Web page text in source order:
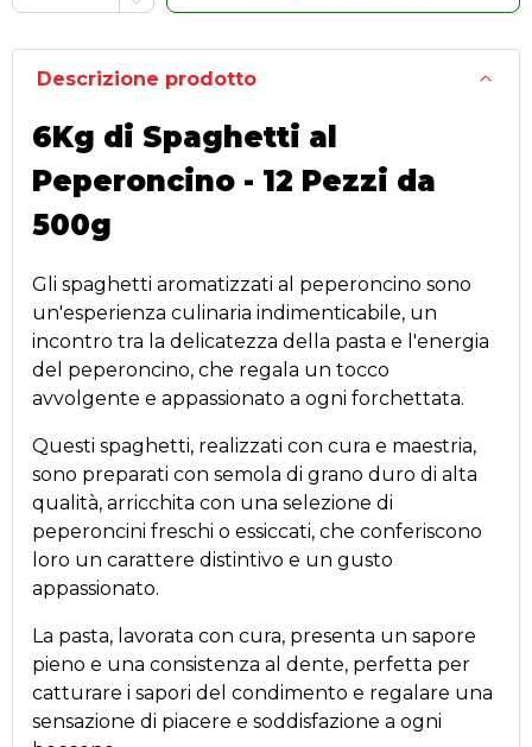
Descrizione prodotto
6Kg di Spaghetti al
Peperoncino - 12 Pezzi da
500g
Gli spaghetti aromatizzati al peperoncino sono
un'esperienza culinaria indimenticabile, un
incontro tra la delicatezza della pasta e l'energia
del peperoncino, che regala un tocco
avvolgente e appassionato a ogni forchettata.
Questi spaghetti, realizzati con cura e maestria,
sono preparati con semola di grano duro di alta
qualità, arricchita con una selezione di
peperoncini freschi o essiccati, che conferiscono
loro un carattere distintivo e un gusto
appassionato.
La pasta, lavorata con cura, presenta un sapore
pieno e una consistenza al dente, perfetta per
catturare i sapori del condimento e regalare una
sensazione di piacere e soddisfazione a ogni